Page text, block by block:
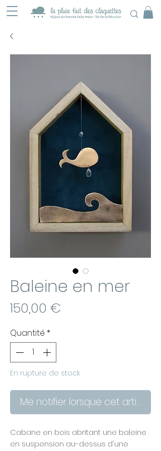
Baleine en mer
150,00 €
Quantité *
En rupture de stock
Me notifier lorsque cet article
Cabane en bois abritant une baleine
en suspension au-dessus d'une